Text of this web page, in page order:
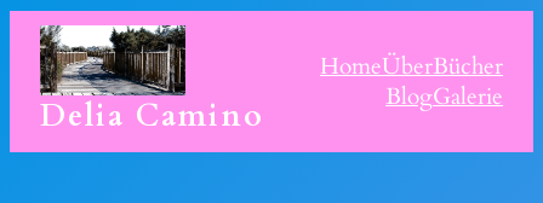
Skip
content
Delia Camino
HomeÜberBücher
BlogGalerie